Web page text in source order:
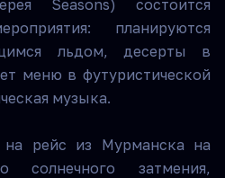
Seasons) состоится
планируются
льдом, десерты в
меню в футуристической
музыка.
рейс из Мурманска на
солнечного затмения,